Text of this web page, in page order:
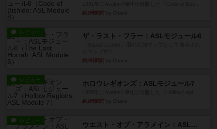
約2時間前
レビュー ザ・ラスト・フラー：ASLモジュール6
約2時間前
レビュー ホロウレギオンズ：ASLモジュール7
約2時間前
レビュー
ウエスト・オブ・アラメイン：ASLモジュール5